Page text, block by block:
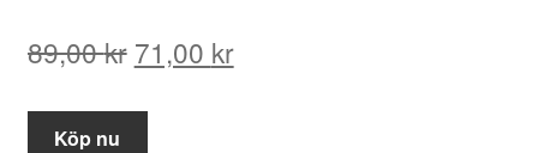
89,00kr Det
71,00 krDet
Köp nu